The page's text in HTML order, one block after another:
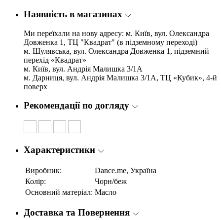
Наявність в магазинах
Ми переїхали на нову адресу: м. Київ, вул. Олександра
Довженка 1, ТЦ "Квадрат" (в підземному переході)
м. Шулявська, вул. Олександра Довженка 1, підземний
перехід «Квадрат»
м. Київ, вул. Андрія Малишка 3/1А
м. Дарниця, вул. Андрія Малишка 3/1А, ТЦ «Кубик», 4-й
поверх
Рекомендації по догляду
Характеристики
Виробник:
Dance.me, Україна
Колір:
Чорн/беж
Основний матеріал: Масло
Доставка та Повернення